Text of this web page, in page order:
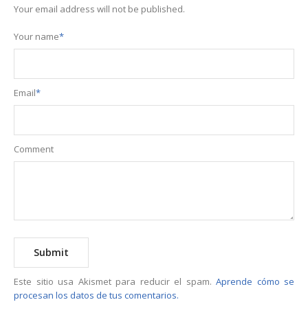
Your email address will not be published.
Your name*
Email*
Comment
Este sitio usa Akismet para reducir el spam. Aprende cómo se
procesan los datos de tus comentarios.